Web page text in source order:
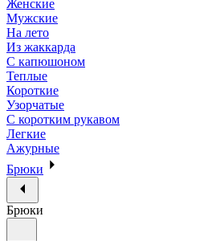
Женские
Мужские
На лето
Из жаккарда
С капюшоном
Теплые
Короткие
Узорчатые
С коротким рукавом
Легкие
Ажурные
Брюки
Брюки